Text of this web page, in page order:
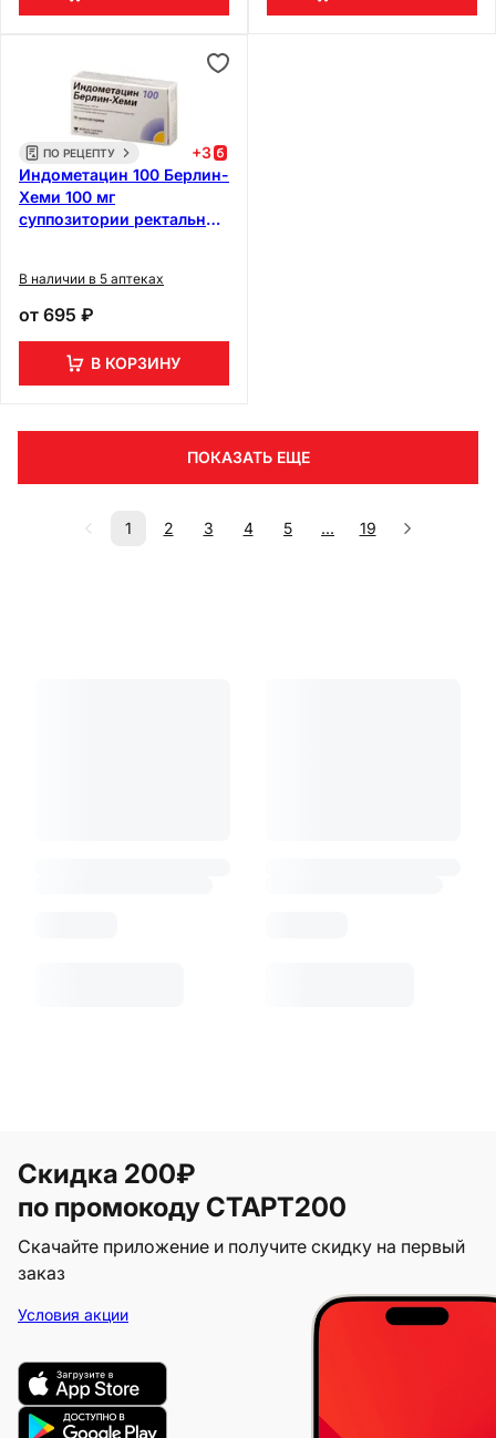
ПО РЕЦЕПТУ +3
Индометацин 100 Берлин-
Хеми 100 мг
суппозитории ректальные
В наличии в 5 аптеках
от 695 ₽
В КОРЗИНУ
ПОКАЗАТЬ ЕЩЕ
1 2 3 4 5 ... 19
Скидка 200₽
по промокоду СТАРТ200
Скачайте приложение и получите скидку на первый
заказ
Условия акции